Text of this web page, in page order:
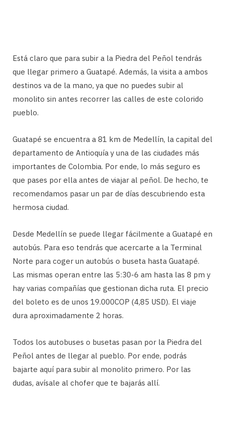
Está claro que para subir a la Piedra del Peñol tendrás
que llegar primero a Guatapé. Además, la visita a ambos
destinos va de la mano, ya que no puedes subir al
monolito sin antes recorrer las calles de este colorido
pueblo.
Guatapé se encuentra a 81 km de Medellín, la capital del
departamento de Antioquía y una de las ciudades más
importantes de Colombia. Por ende, lo más seguro es
que pases por ella antes de viajar al peñol. De hecho, te
recomendamos pasar un par de días descubriendo esta
hermosa ciudad.
Desde Medellín se puede llegar fácilmente a Guatapé en
autobús. Para eso tendrás que acercarte a la Terminal
Norte para coger un autobús o buseta hasta Guatapé.
Las mismas operan entre las 5:30-6 am hasta las 8 pm y
hay varias compañías que gestionan dicha ruta. El precio
del boleto es de unos 19.000COP (4,85 USD). El viaje
dura aproximadamente 2 horas.
Todos los autobuses o busetas pasan por la Piedra del
Peñol antes de llegar al pueblo. Por ende, podrás
bajarte aquí para subir al monolito primero. Por las
dudas, avísale al chofer que te bajarás allí.